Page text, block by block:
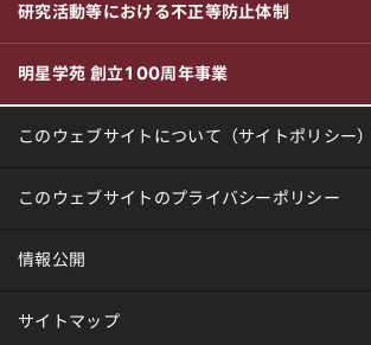
研究活動等における不正等防止体制
明星学苑 創立100周年事業
このウェブサイトについて（サイトポリシー）
このウェブサイトのプライバシーポリシー
情報公開
サイトマップ